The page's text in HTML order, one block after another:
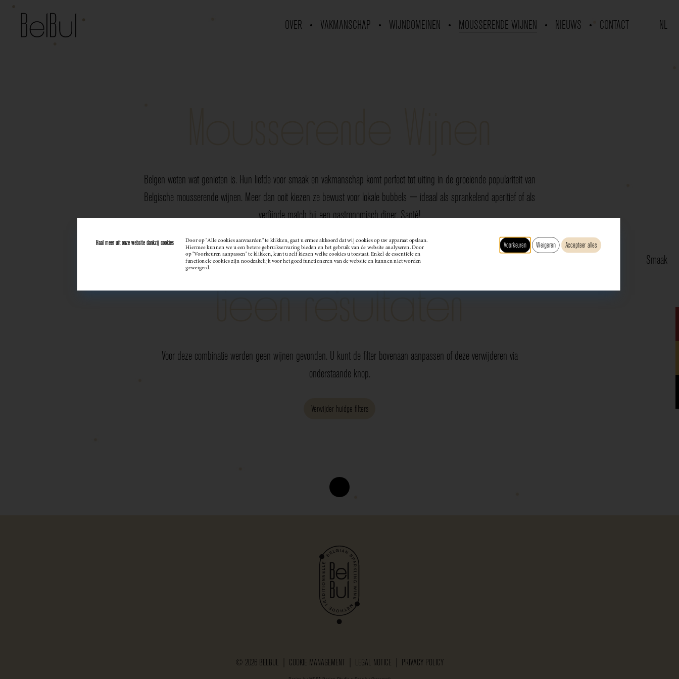
OVER VAKMANSCHAP WIJNDOMEINEN MOUSSERENDE WIJNEN NIEUWS CONTACT NL
Belgen weten wat genieten is. Hun liefde voor smaak en vakmanschap komt perfect tot uiting in de groeiende populariteit van
Belgische mousserende wijnen. Meer dan ooit kiezen ze bewust voor lokale bubbels — ideaal als sprankelend aperitief of als
verfijnde match bij een gastronomisch diner. Santé!
Wijndomein Smaak
Geen resultaten
Voor deze combinatie werden geen wijnen gevonden. U kunt de filter bovenaan aanpassen of deze verwijderen via
onderstaande knop.
Verwijder huidge filters
© 2026 BELBUL | COOKIE MANAGEMENT LEGAL NOTICE PRIVACY POLICY
Haal meer uit onze website dankzij cookies Door op "Alle cookies aanvaarden" te klikken, gaat u ermee akkoord dat wij cookies op uw apparaat opslaan.
Hiermee kunnen we u een betere gebruikservaring bieden en het gebruik van de website analyseren. Door
op "Voorkeuren aanpassen" te klikken, kunt u zelf kiezen welke cookies u toestaat. Enkel de essentiële en
functionele cookies zijn noodzakelijk voor het goed functioneren van de website en kunnen niet worden
geweigerd.
Voorkeuren Weigeren Accepteer alles